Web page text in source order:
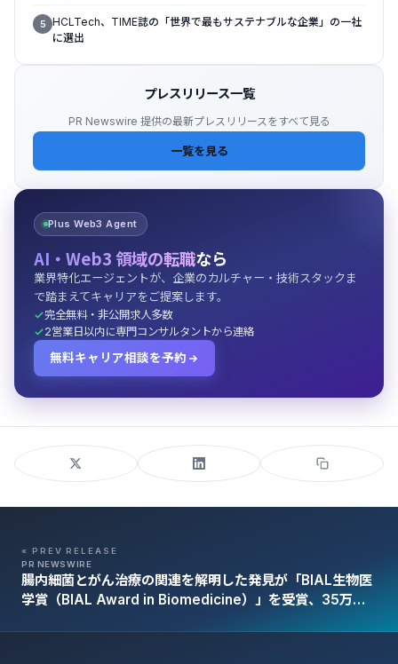
5 HCLTech、TIME誌の「世界で最もサステナブルな企業」の一社
に選出
プレスリリース一覧
PR Newswire 提供の最新プレスリリースをすべて見る
一覧を見る
Plus Web3 Agent
AI・Web3 領域の転職なら
業界特化エージェントが、企業のカルチャー・技術スタックま
で踏まえてキャリアをご提案します。
完全無料・非公開求人多数
2営業日以内に専門コンサルタントから連絡
無料キャリア相談を予約
« PREV RELEASE
PR NEWSWIRE
腸内細菌とがん治療の関連を解明した発見が「BIAL生物医
学賞（BIAL Award in Biomedicine）」を受賞、35万ユ